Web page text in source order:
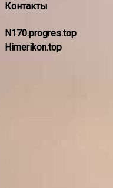
Контакты
N170.progres.top
Himerikon.top